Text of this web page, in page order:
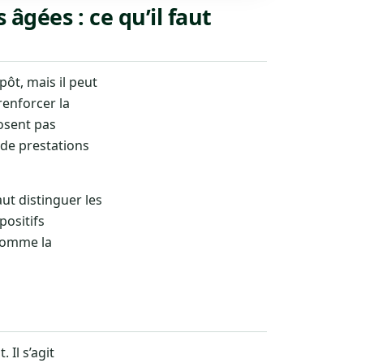
: ce qu’il faut
mais il peut
la
pas
prestations
distinguer les
la
Il s’agit